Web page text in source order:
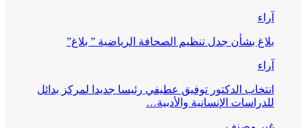
آراء
بلاغ بشأن جدل تنظيم الصحافة الرياضية ” بلاغ”
آراء
انتخاب الدكتور توفيق عطيفي رئيسا جديدا لمركز بدائل
للدراسات الإنسانية والأدبية…